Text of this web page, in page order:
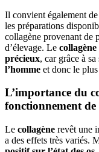
Il convient également de
les préparations
collagène provenant de
d’élevage. Le collagène
précieux, car grâce à
l’homme et donc le
L’importance du
fonctionnement
Le collagène revêt une
a des effets très variés.